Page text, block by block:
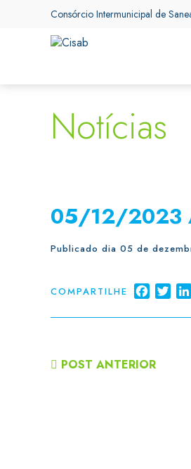
Consórcio Intermunicipal de
Notícias
05/12/2023
Publicado dia 05 de
COMPARTILHE Facebook
POST ANTERIOR